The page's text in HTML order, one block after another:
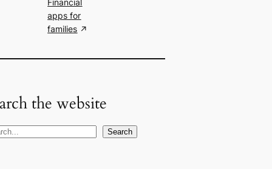
Financial
apps for
families
the website
Search